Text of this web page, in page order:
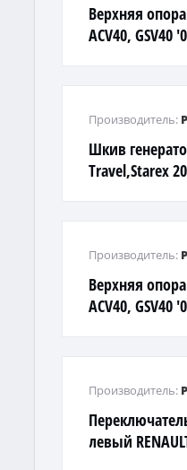
Верхняя
ACV40, GSV40
Шкив
Travel,Starex
Производитель:
Верхняя
ACV40, GSV40
Производитель:
левый
Производитель: